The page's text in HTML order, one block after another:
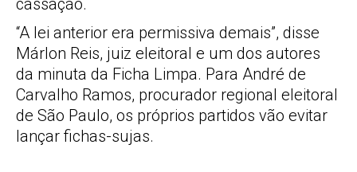
cassação.
“A lei anterior era permissiva demais”, disse
Márlon Reis, juiz eleitoral e um dos autores
da minuta da Ficha Limpa. Para André de
Carvalho Ramos, procurador regional eleitoral
de São Paulo, os próprios partidos vão evitar
lançar fichas-sujas.